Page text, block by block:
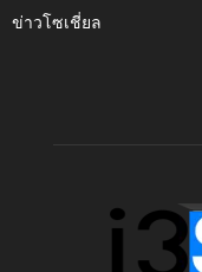
ข่าวโซเชี่ยล